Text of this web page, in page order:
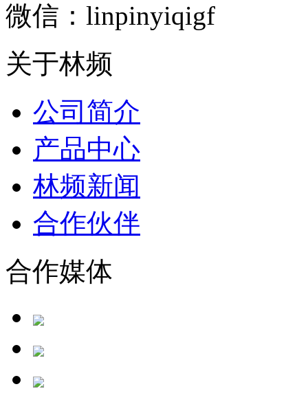
微信：linpinyiqigf
关于林频
公司简介
产品中心
林频新闻
合作伙伴
合作媒体